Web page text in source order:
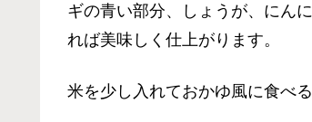
ギの青い部分、しょうが、にん
れば美味しく仕上がります。
米を少し入れておかゆ風に食べ